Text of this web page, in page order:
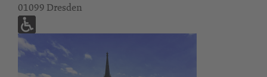
01099 Dresden